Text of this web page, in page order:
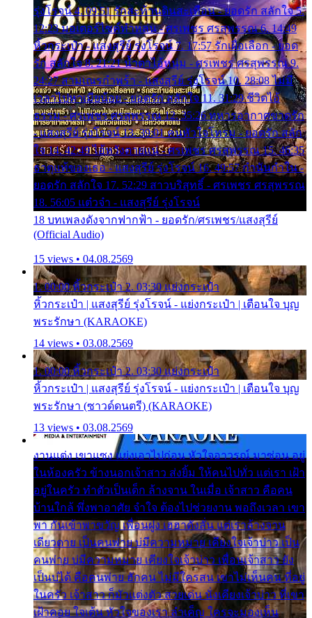
รุ่งโรจน์ 4. 09:51 รักสะท้านดินสะเทือน - ยอดรัก สลักใจ 5.
12:23 มอเตอร์ไซค์ทำหล่น - ศรเพชร ศรสุพรรณ 6. 14:49
หิ้วกระเป๋า - แสงสุรีย์ รุ่งโรจน์ 7. 17:57 รักเผื่อเลือก - ยอด
รัก สลักใจ 8. 21:21 น้ำตาไอ้หนุ่ม - ศรเพชร ศรสุพรรณ 9.
24:27 สามเณรกำพร้า - แสงสุรีย์ รุ่งโรจน์ 10. 28:08 ไม่มี
เวลาไปหาเมียน้อย - ยอดรัก สลักใจ 11. 31:29 ชีวิตไอ้
ธรรม - ศรเพชร ศรสุพรรณ 12. 35:26 ทหารอากาศขาดรัก
- แสงสุรีย์ รุ่งโรจน์ 13. 39:01 คนหัวใจโทรม - ยอดรัก สลัก
ใจ 14. 42:49 ไอ้หวังตายแน่ - ศรเพชร ศรสุพรรณ 15. 46:35
ธาตุแท้ของเธอ - แสงสุรีย์ รุ่งโรจน์ 16. 49:57 กำนันกำใน -
ยอดรัก สลักใจ 17. 52:29 สาวบริสุทธิ์ - ศรเพชร ศรสุพรรณ
18. 56:05 แต๋วจ๋า - แสงสุรีย์ รุ่งโรจน์
18 บทเพลงดังจากฟากฟ้า - ยอดรัก/ศรเพชร/แสงสุรีย์
(Official Audio)
15 views • 04.08.2569
1. 00:00 หิ้วกระเป๋า 2. 03:30 แย่งกระเป๋า
หิ้วกระเป๋า | แสงสุรีย์ รุ่งโรจน์ - แย่งกระเป๋า | เตือนใจ บุญ
พระรักษา (KARAOKE)
14 views • 03.08.2569
1. 00:00 หิ้วกระเป๋า 2. 03:30 แย่งกระเป๋า
หิ้วกระเป๋า | แสงสุรีย์ รุ่งโรจน์ - แย่งกระเป๋า | เตือนใจ บุญ
พระรักษา (ซาวด์ดนตรี) (KARAOKE)
13 views • 03.08.2569
งานแต่ง เขาแซง แย่งเอาไปก่อน หัวใจอาวรณ์ มาซ่อน อยู่
ในห้องครัว ข้างนอกเจ้าสาว ส่งยิ้ม ให้คนไปทั่ว แต่เรา เฝ้า
อยู่ในครัว ทำตัวเป็นเด็ก ล้างจาน ในเมื่อ เจ้าสาว คือคน
บ้านใกล้ พึ่งพาอาศัย จำใจ ต้องไปช่วยงาน พอถึงเวลา เขา
พา กันเข้าพาขวัญ เพื่อนฝูง เฮฮาดังลั่น แต่เราล้างจาน
เดียวดาย เป็นคนพ่าย บ่มีความหมาย เคียงใจเจ้าบ่าว เป็น
คนพ่าย บ่มีความหมาย เคียงใจเจ้าบ่าว เพื่อนเจ้าสาว ยัง
เป็นบ่ได้ คือคนพ่าย ฮักคน ไม่มีใครสน เขาไม่เห็นคน ที่อยู่
ในครัว เจ้าสาว ก็มัวแต่งตัว สวยเด่น นั่งเคียงเจ้าบ่าว ที่เขา
เฝ้าคอย ใจเต้น หัวใจของเรา ลำเค็ญ ใครจะมองเห็น